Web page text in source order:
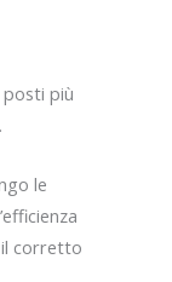
più
le
il corretto